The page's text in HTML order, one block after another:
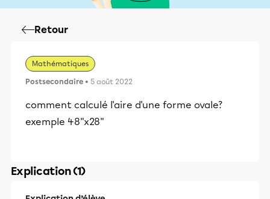
Retour
Mathématiques
Postsecondaire • 5 août 2022
comment calculé l'aire d'une forme ovale?
exemple 48"x28"
Explication (1)